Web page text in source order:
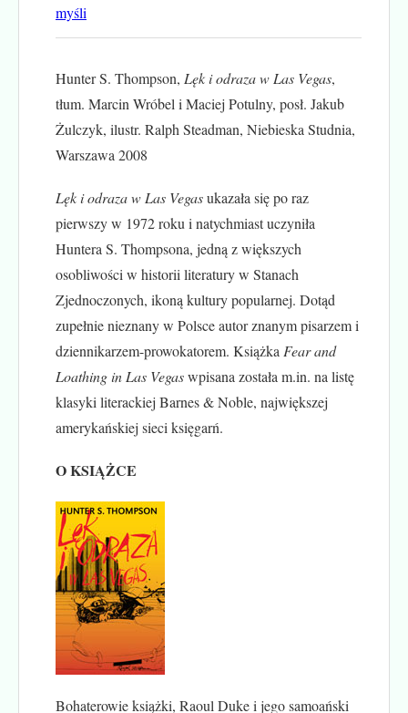
myśli
Hunter S. Thompson, Lęk i odraza w Las Vegas,
tłum. Marcin Wróbel i Maciej Potulny, posł. Jakub
Żulczyk, ilustr. Ralph Steadman, Niebieska Studnia,
Warszawa 2008
Lęk i odraza w Las Vegasukazała się po raz
pierwszy w 1972 roku i natychmiast uczyniła
Huntera S. Thompsona, jedną z większych
osobliwości w historii literatury w Stanach
Zjednoczonych, ikoną kultury popularnej. Dotąd
zupełnie nieznany w Polsce autor znanym pisarzem i
dziennikarzem-prowokatorem. Książka Fear and
Loathing in Las Vegaswpisana została m.in. na listę
klasyki literackiej Barnes & Noble, największej
amerykańskiej sieci księgarń.
O KSIĄŻCE
Bohaterowie książki, Raoul Duke i jego samoański